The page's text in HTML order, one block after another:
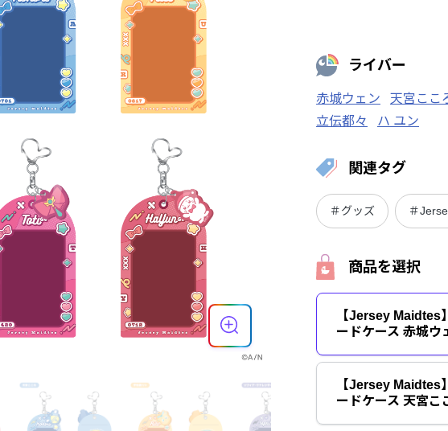
ライバー
赤城ウェン 天宮ここ
立伝都々
ハ ユン
関連タグ
＃グッズ ＃
商品を選択
【Jersey Maidtes
ードケース 赤城ウ
【Jersey Maidtes
ードケース 天宮こ